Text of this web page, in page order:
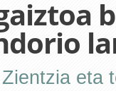
Zientzia eta